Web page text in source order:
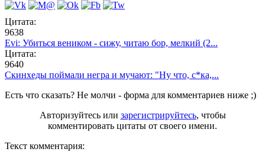
Цитата:
9638
Evi: Убиться веником - сижу, читаю бор, мелкий (2...
Цитата:
9640
Скинхеды поймали негра и мучают: "Ну что, с*ка,...
Есть что сказать? Не молчи - форма для комментариев ниже ;)
Авторизуйтесь или зарегистрируйтесь, чтобы
комментировать цитаты от своего имени.
Текст комментария: